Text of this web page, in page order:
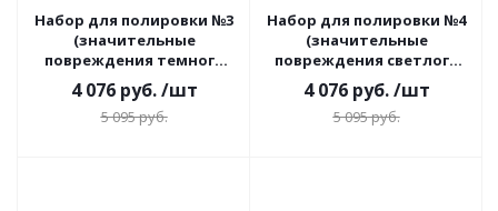
Набор для полировки №3
(значительные
повреждения темного
лкп)
4 076руб. /шт
5 095руб.
Набор для полировки №4
(значительные
повреждения светлого
лкп)
4 076руб. /шт
5 095руб.